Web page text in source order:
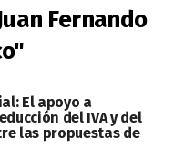
Fernando
El apoyo a
del IVA y del
las propuestas de